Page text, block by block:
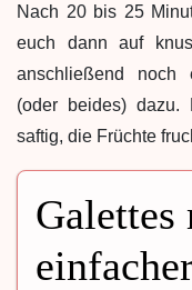
Nach 20 bis 25
euch dann auf
anschließend noch
(oder beides) dazu.
saftig, die Früchte
Galettes